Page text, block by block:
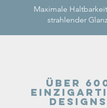
Maximale
strahlender
Über
Designs